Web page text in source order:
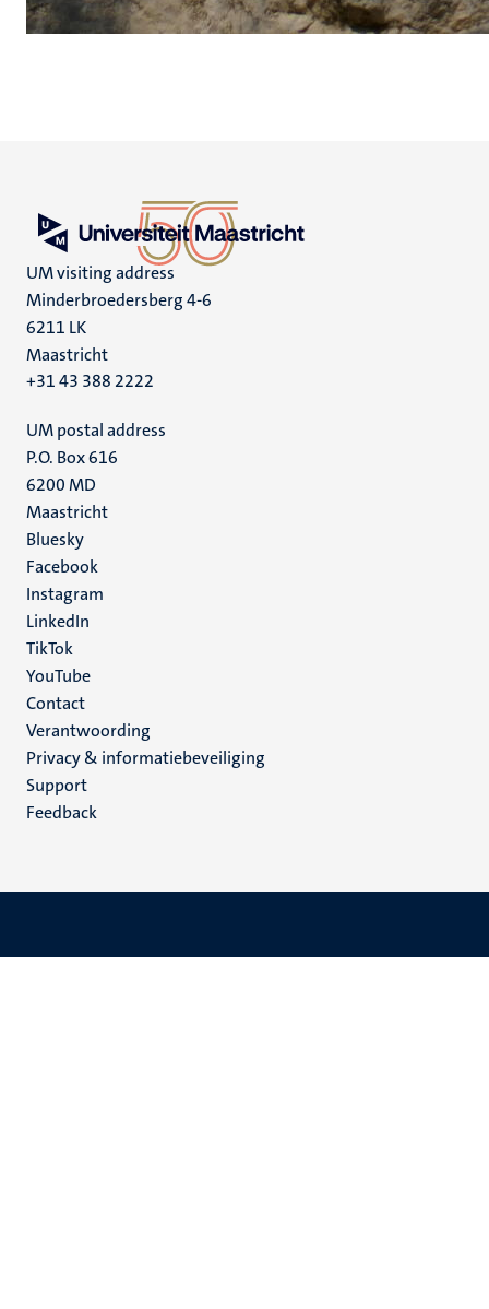
UM visiting address
Minderbroedersberg 4-6
6211 LK
Maastricht
+31 43 388 2222
UM postal address
P.O. Box 616
6200 MD
Maastricht
Social
media
Bluesky
Facebook
Instagram
LinkedIn
TikTok
YouTube
Menu
footer
(NL)
Contact
Verantwoording
Privacy & informatiebeveiliging
Support
Feedback